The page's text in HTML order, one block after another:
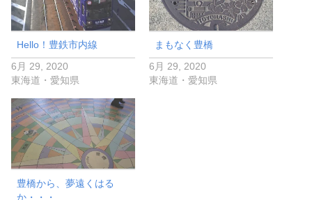
Hello！豊鉄市内線
6月 29, 2020
東海道・愛知県
まもなく豊橋
6月 29, 2020
東海道・愛知県
豊橋から、夢遠くはる
か・・・